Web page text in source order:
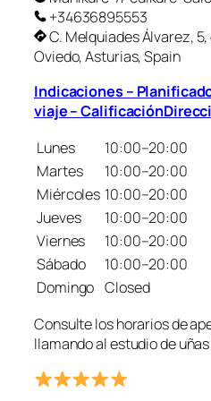
+34636895553
C. Melquiades Álvarez,
Oviedo, Asturias, Spain
Indicaciones –
viaje –
Lunes
10:00–20:00
Martes
10:00–20:00
Miércoles 10:00–20:00
Jueves
10:00–20:00
Viernes
10:00–20:00
Sábado
10:00–20:00
Domingo Closed
Consulte los horarios de
llamando al estudio de